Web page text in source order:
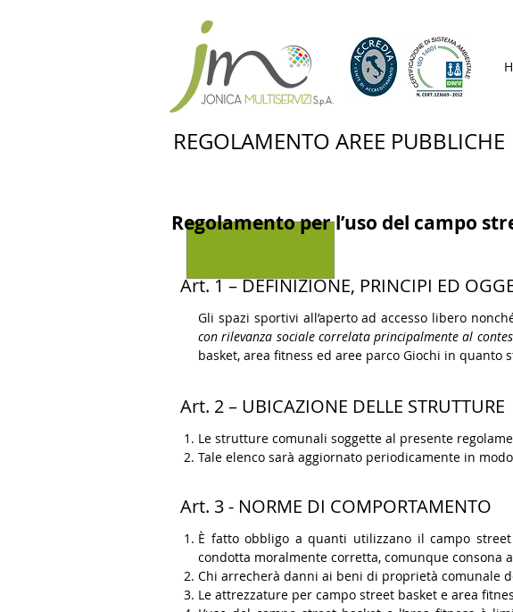
REGOLAMENTO AREE PUBBLICHE
Regolamento per l’uso del campo
Art. 1 – DEFINIZIONE, PRINCIPI ED
Gli spazi sportivi all’aperto ad accesso libero
con rilevanza sociale correlata principalmente al
basket, area fitness ed aree parco Giochi in
Art. 2 – UBICAZIONE DELLE STRUTTURE
Le strutture comunali soggette al presente
Tale elenco sarà aggiornato periodicamente in
Art. 3 - NORME DI COMPORTAMENTO
È fatto obbligo a quanti utilizzano il campo
condotta moralmente corretta, comunque consona
Chi arrecherà danni ai beni di proprietà comunale
Le attrezzature per campo street basket e area